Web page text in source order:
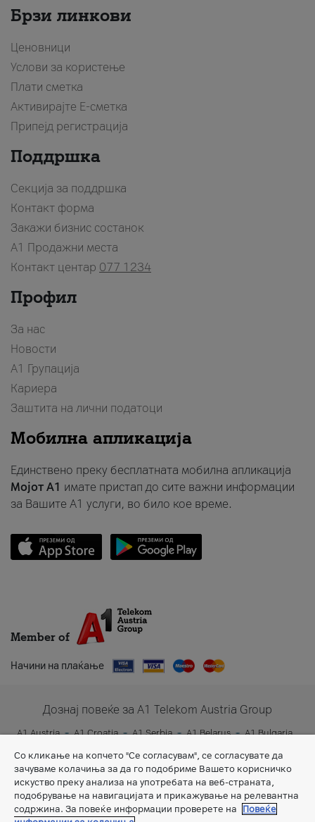
Брзи линкови
Ценовници
Услови за користење
Плати сметка
Активирајте Е-сметка
Припејд регистрација
Поддршка
Секција за поддршка
Контакт форма
Закажи бизнис состанок
A1 Продажни места
Контакт центар 077 1234
Профил
За нас
Новости
А1 Групација
Кариера
Заштита на лични податоци
Мобилна апликација
Единствено преку бесплатната мобилна апликација
Мојот A1 имате пристап до сите важни информации
за Вашите A1 услуги, во било кое време.
Member of
Начини на плаќање
Дознај повеќе за A1 Telekom Austria Group
A1 Austria A1 Croatia A1 Serbia A1 Belarus
A1 Bulgaria
Со кликање на копчето "Се согласувам", се согласувате да
зачуваме колачиња за да го подобриме Вашето корисничко
искуство преку анализа на употребата на веб-страната,
подобрување на навигацијата и прикажување на релевантна
содржина. За повеќе информации проверете на
Повеќе